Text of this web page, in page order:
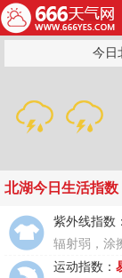
今日
北湖今日生活指数
紫外线指数：
辐射弱，涂
运动指数：